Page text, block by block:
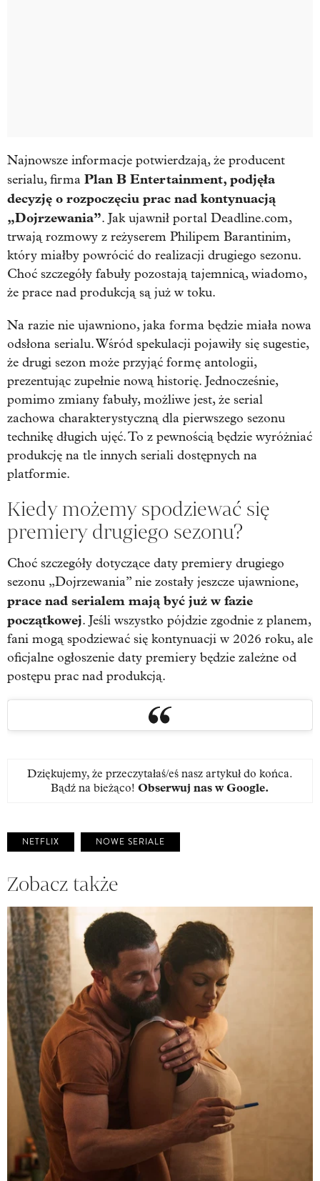
Najnowsze informacje potwierdzają, że producent
serialu, firma Plan B Entertainment, podjęła
decyzję o rozpoczęciu prac nad kontynuacją
„Dojrzewania”. Jak ujawnił portal Deadline.com,
trwają rozmowy z reżyserem Philipem Barantinim,
który miałby powrócić do realizacji drugiego sezonu.
Choć szczegóły fabuły pozostają tajemnicą, wiadomo,
że prace nad produkcją są już w toku.
Na razie nie ujawniono, jaka forma będzie miała nowa
odsłona serialu. Wśród spekulacji pojawiły się sugestie,
że drugi sezon może przyjąć formę antologii,
prezentując zupełnie nową historię. Jednocześnie,
pomimo zmiany fabuły, możliwe jest, że serial
zachowa charakterystyczną dla pierwszego sezonu
technikę długich ujęć. To z pewnością będzie wyróżniać
produkcję na tle innych seriali dostępnych na
platformie.
Kiedy możemy spodziewać się
premiery drugiego sezonu?
Choć szczegóły dotyczące daty premiery drugiego
sezonu „Dojrzewania” nie zostały jeszcze ujawnione,
prace nad serialem mają być już w fazie
początkowej. Jeśli wszystko pójdzie zgodnie z planem,
fani mogą spodziewać się kontynuacji w 2026 roku, ale
oficjalne ogłoszenie daty premiery będzie zależne od
postępu prac nad produkcją.
Dziękujemy, że przeczytałaś/eś nasz artykuł do końca.
Bądź na bieżąco! Obserwuj nas w Google.
NETFLIX NOWE SERIALE
Zobacz także